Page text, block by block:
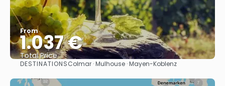
From
1.037 €
Total Price
See
DESTINATIONSColmar · Mulhouse · Mayen-Koblenz